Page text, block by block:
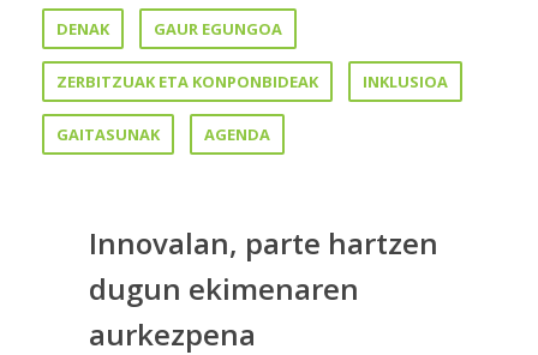
DENAK GAUR EGUNGOA
ZERBITZUAK ETA KONPONBIDEAK INKLUSIOA
GAITASUNAK AGENDA
Innovalan, parte hartzen
dugun ekimenaren
aurkezpena